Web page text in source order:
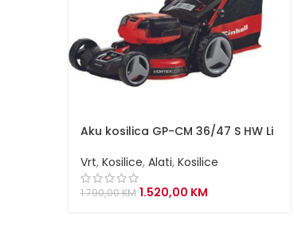
Aku kosilica GP-CM 36/47 S HW Li
Vrt, Kosilice, Alati, Kosilice
1.790,00KM Original
1.520,00 KM